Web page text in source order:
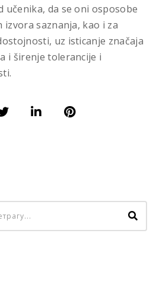
da se oni osposobe
saznanja, kao i za
uz isticanje značaja
i širenje tolerancije i